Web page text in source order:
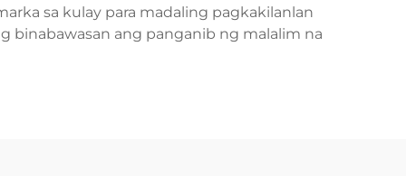
sa kulay para madaling pagkakilanlan
binabawasan ang panganib ng malalim na